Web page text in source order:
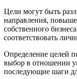
Цели могут быть
направления,
собственного
соответствовать
Определение целей
выбор в отношении
последующие шаги